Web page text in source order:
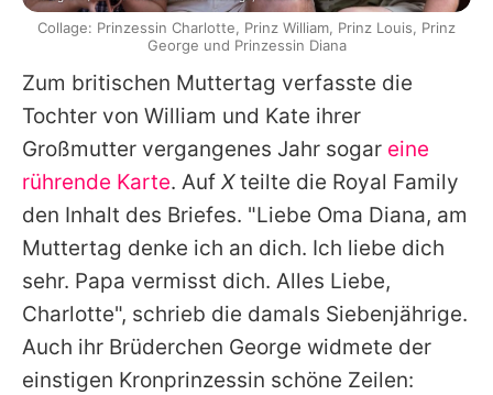
Zum britischen Muttertag verfasste die
Tochter von William und Kate ihrer
Großmutter vergangenes Jahr sogar eine
rührende Karte. Auf Xteilte die Royal Family
den Inhalt des Briefes. "Liebe Oma Diana, am
Muttertag denke ich an dich. Ich liebe dich
sehr. Papa vermisst dich. Alles Liebe,
Charlotte", schrieb die damals Siebenjährige.
Auch ihr Brüderchen George widmete der
einstigen Kronprinzessin schöne Zeilen:
Collage: Prinzessin Charlotte, Prinz William, Prinz Louis, Prinz
George und Prinzessin Diana